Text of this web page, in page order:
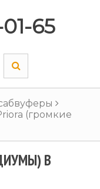
65
(громкие
В